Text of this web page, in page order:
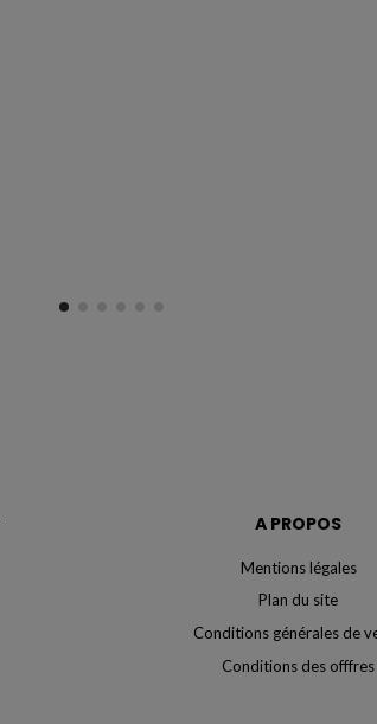
A PROPOS
Mentions légales
Plan du site
Conditions générales de
Conditions des offfres